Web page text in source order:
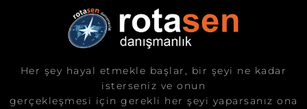
Her şey hayal etmekle başlar, bir şeyi ne kadar
isterseniz ve onun
gerçekleşmesi için gerekli her şeyi yaparsanız ona